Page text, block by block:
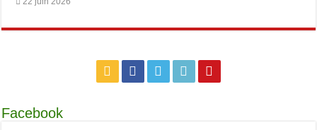
Facebook